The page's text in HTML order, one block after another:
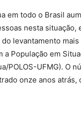
em todo o Brasil
nesta situação,
levantamento
População em
POLOS-UFMG). O
onze anos atrás,